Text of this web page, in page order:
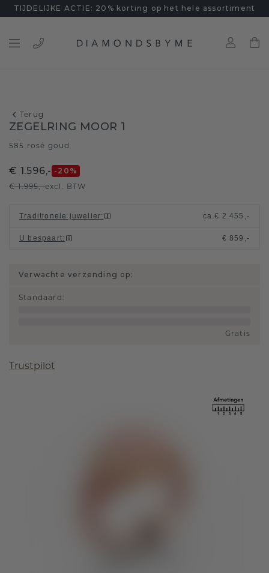
TIJDELIJKE ACTIE: 20% korting op het hele assortiment
Terug
ZEGELRING MOOR 1
585 rosé goud
€ 1.596,- -20 %
€ 1.995,-excl. BTW
Traditionele juwelier: ca.€ 2.455,-
U bespaart: € 859,-
Verwachte verzending op:
Standaard :
Gratis
Trustpilot